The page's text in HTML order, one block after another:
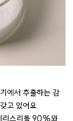
에서 추출하는 감
고 있어요.
리스리톨 90%와